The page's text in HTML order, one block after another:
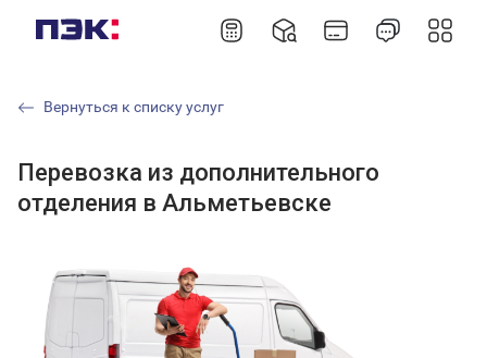
Перевозка из дополнительного
отделения в Альметьевске
Вернуться к списку услуг